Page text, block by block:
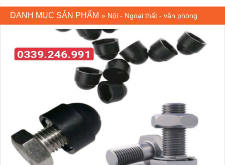
DANH MỤC SẢN PHẨM » Nội - Ngoại thất - văn phòng